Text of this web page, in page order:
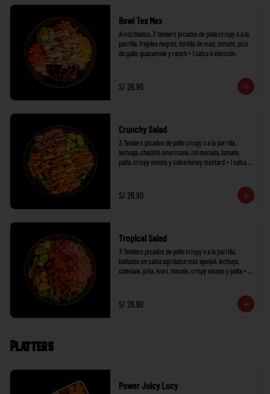
Bowl Tex Mex
Arroz blanco, 3 tenders picados de pollo crispy o a la
parrilla, frejoles negros, tortilla de maíz, tomate, pico
de gallo, guacamole y ranch + 1 salsa a elección.
S/ 26.90
Crunchy Salad
3 Tenders picados de pollo crispy o a la parrilla,
lechuga, choclito americano, col morada, tomate,
palta, crispy onions y salsa honey mustard + 1 salsa a
S/ 29.90
Tropical Salad
3 Tenders picados de pollo crispy o a la parrilla,
bañados en salsa agridulce más ajonjolí, lechuga,
coleslaw, piña, kiuri, tomate, crispy onions y palta + 1
S/ 26.90
Platters
Power Juicy Lucy